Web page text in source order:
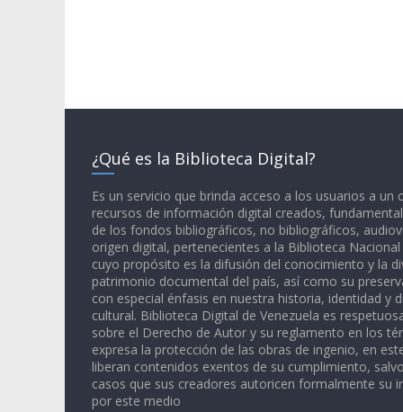
¿Qué es la Biblioteca Digital?
Es un servicio que brinda acceso a los usuarios a un
recursos de información digital creados,
de los fondos bibliográficos, no bibliográficos,
origen digital, pertenecientes a la Biblioteca Nacional
cuyo propósito es la difusión del conocimiento y la
patrimonio documental del país, así como su
con especial énfasis en nuestra historia, identidad y
cultural. Biblioteca Digital de Venezuela es
sobre el Derecho de Autor y su reglamento en los
expresa la protección de las obras de ingenio, en
liberan contenidos exentos de su cumplimiento,
casos que sus creadores autoricen formalmente su
por este medio